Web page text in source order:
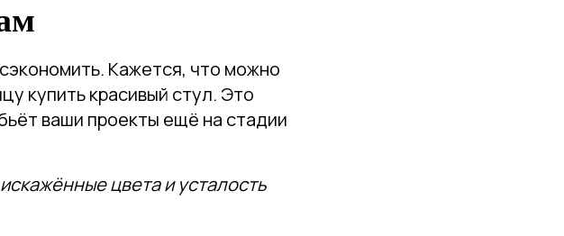
Кажется, что можно
купить красивый стул. Это
ваши проекты ещё на стадии
цвета и усталость